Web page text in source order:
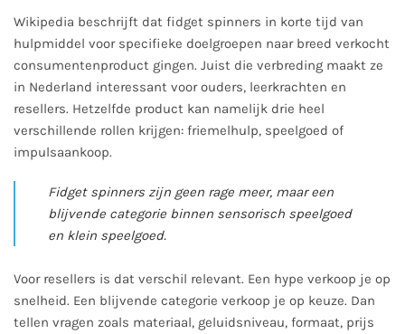
Wikipedia beschrijft dat fidget spinners in korte tijd van
hulpmiddel voor specifieke doelgroepen naar breed verkocht
consumentenproduct gingen. Juist die verbreding maakt ze
in Nederland interessant voor ouders, leerkrachten en
resellers. Hetzelfde product kan namelijk drie heel
verschillende rollen krijgen: friemelhulp, speelgoed of
impulsaankoop.
Fidget spinners zijn geen rage meer, maar een
blijvende categorie binnen sensorisch speelgoed
en klein speelgoed.
Voor resellers is dat verschil relevant. Een hype verkoop je op
snelheid. Een blijvende categorie verkoop je op keuze. Dan
tellen vragen zoals materiaal, geluidsniveau, formaat, prijs